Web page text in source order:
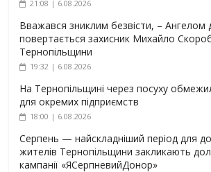
21:08 | 6.08.2026
Вважався зниклим безвісти, – Ангелом
повертається захисник Михайло
Тернопільщини
19:32 | 6.08.2026
На Тернопільщині через посуху
для окремих підприємств
18:00 | 6.08.2026
Серпень — найскладніший період для
жителів Тернопільщини закликають
кампанії «ЯСерпневийДонор»